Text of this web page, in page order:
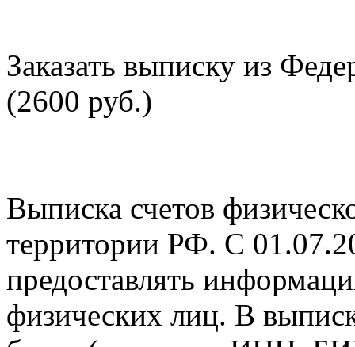
Заказать выписку из
(2600 руб.)
Выписка счетов
территории РФ. С
предоставлять
физических лиц. В